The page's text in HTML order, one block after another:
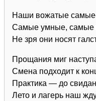
Наши вожатые
Самые умные, самые
Не зря они носят
Прощания миг
Смена подходит к
Практика — до
Лето и лагерь наш